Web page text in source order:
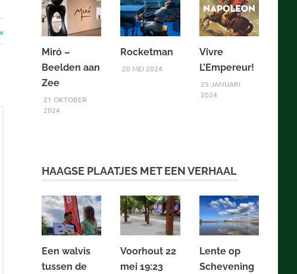
Miró –
Beelden aan
Zee
21 OKTOBER
2024
Rocketman
20 MEI 2024
Vivre
L’Empereur!
25 JANUARI
2024
HAAGSE PLAATJES MET EEN VERHAAL
Een walvis
tussen de
Voorhout 22
mei 19:23
Lente op
Schevening